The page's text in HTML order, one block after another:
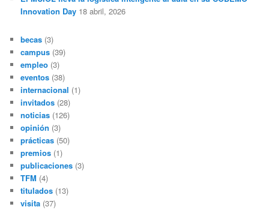
Innovation Day 18 abril, 2026
becas (3)
campus (39)
empleo (3)
eventos (38)
internacional (1)
invitados (28)
noticias (126)
opinión (3)
prácticas (50)
premios (1)
publicaciones (3)
TFM (4)
titulados (13)
visita (37)